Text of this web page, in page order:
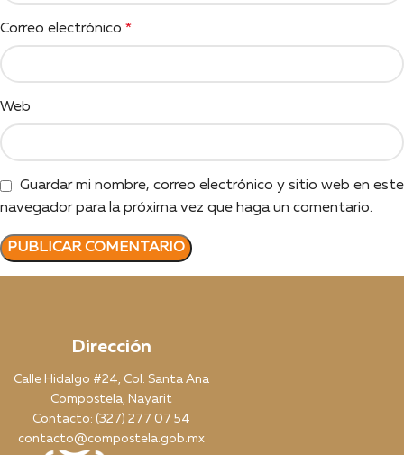
Correo electrónico *
Web
Guardar mi nombre, correo electrónico y sitio web en este
navegador para la próxima vez que haga un comentario.
Dirección
Calle Hidalgo #24, Col. Santa Ana
Compostela, Nayarit
Contacto: (327) 277 07 54
contacto@compostela.gob.mx